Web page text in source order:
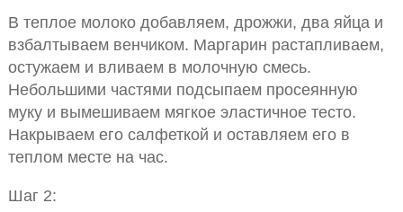
В теплое молоко добавляем, дрожжи, два яйца и
взбалтываем венчиком. Маргарин растапливаем,
остужаем и вливаем в молочную смесь.
Небольшими частями подсыпаем просеянную
муку и вымешиваем мягкое эластичное тесто.
Накрываем его салфеткой и оставляем его в
теплом месте на час.
Шаг 2: